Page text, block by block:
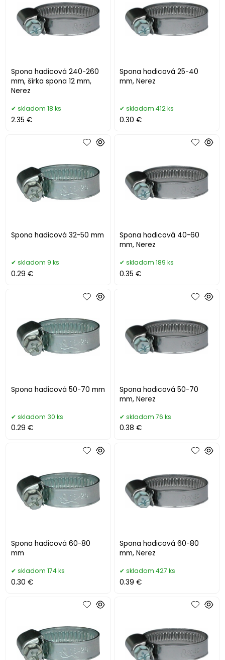
Spona hadicová 240-260
mm, šírka spona 12 mm,
Nerez
skladom 18 ks
2.35 €
Spona hadicová 25-40
mm, Nerez
skladom 412 ks
0.30 €
Spona hadicová 32-50 mm
skladom 9 ks
0.29 €
Spona hadicová 40-60
mm, Nerez
skladom 189 ks
0.35 €
Spona hadicová 50-70 mm
skladom 30 ks
0.29 €
Spona hadicová 50-70
mm, Nerez
skladom 76 ks
0.38 €
Spona hadicová 60-80
mm
skladom 174 ks
0.30 €
Spona hadicová 60-80
mm, Nerez
skladom 427 ks
0.39 €